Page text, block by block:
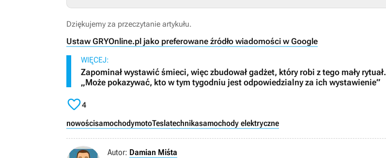
Dziękujemy za przeczytanie artykułu.
Ustaw GRYOnline.pl jako preferowane źródło wiadomości w Google
WIĘCEJ:
Zapominał wystawić śmieci, więc zbudował gadżet, który robi z tego mały rytuał.
„Może pokazywać, kto w tym tygodniu jest odpowiedzialny za ich wystawienie”
4
nowościsamochodymotoTeslatechnikasamochody elektryczne
Autor: Damian Miśta